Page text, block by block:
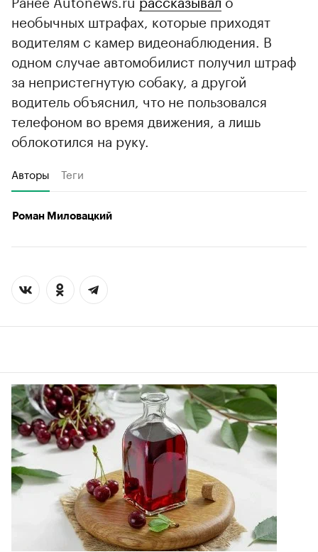
необычных штрафах, которые приходят
водителям с камер видеонаблюдения. В
одном случае автомобилист получил штраф
за непристегнутую собаку, а другой
водитель объяснил, что не пользовался
телефоном во время движения, а лишь
облокотился на руку.
Авторы Теги
Роман Миловацкий